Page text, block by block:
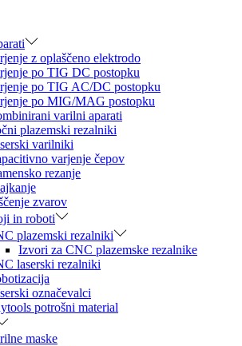
z oplaščeno elektrodo
po TIG DC postopku
po TIG AC/DC postopku
po MIG/MAG postopku
varilni aparati
plazemski rezalniki
varilniki
varjenje čepov
rezanje
zvarov
in roboti
plazemski rezalniki
Izvori za CNC plazemske rezalnike
laserski rezalniki
označevalci
potrošni material
maske